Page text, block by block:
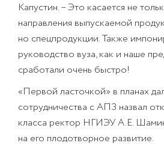
Капустин. – Это касается не
направления выпускаемой
но спецпродукции. Также
руководство вуза, как и наше
сработали очень быстро!
«Первой ласточкой» в планах
сотрудничества с АПЗ назвал
класса ректор НГИЭУ А.Е.
на его плодотворное развитие.